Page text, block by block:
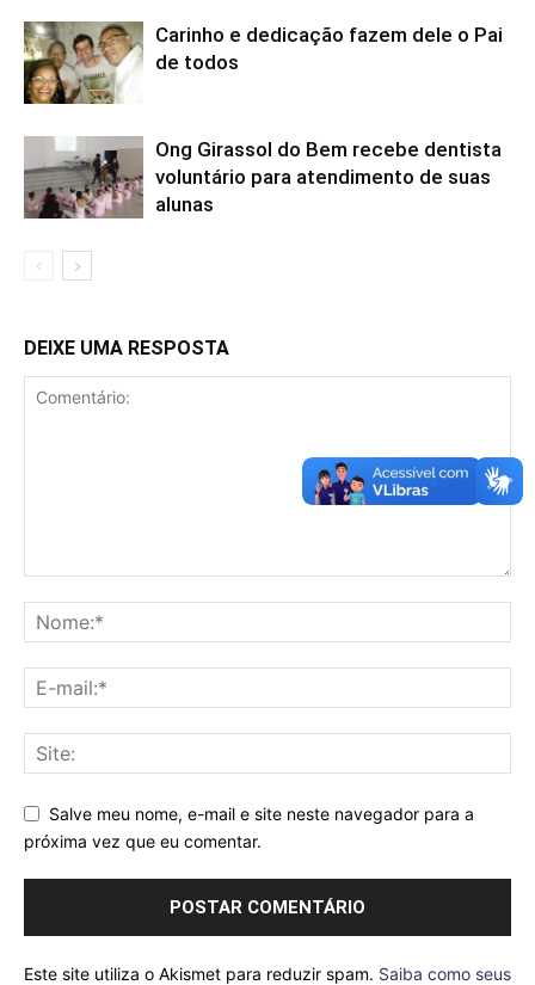
Carinho e dedicação fazem dele o Pai
de todos
Ong Girassol do Bem recebe dentista
voluntário para atendimento de suas
alunas
DEIXE UMA RESPOSTA
Salve meu nome, e-mail e site neste navegador para a
próxima vez que eu comentar.
Este site utiliza o Akismet para reduzir spam. Saiba como seus